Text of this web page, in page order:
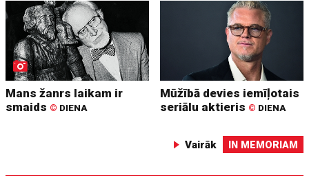
Mans žanrs laikam ir
smaids © DIENA
Mūžībā devies iemīļotais
seriālu aktieris © DIENA
Vairāk IN MEMORIAM